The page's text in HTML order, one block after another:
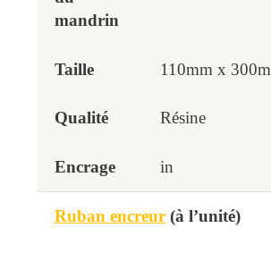
110mm x 300m
Résine
in
Ruban encreur (à l’unité)